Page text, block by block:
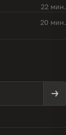
22 мин.
20 мин.